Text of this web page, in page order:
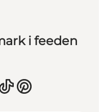
i feeden